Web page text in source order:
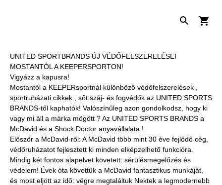
UNITED SPORTBRANDS ÚJ VÉDŐFELSZERELÉSEI
MOSTANTÓL A KEEPERSPORTON!
Vigyázz a kapusra!
Mostantól a KEEPERsportnál különböző védőfelszerelések ,
sportruházati cikkek , sőt száj- és fogvédők az UNITED SPORTS
BRANDS-től kaphatók! Valószínűleg azon gondolkodsz, hogy ki
vagy mi áll a márka mögött ? Az UNITED SPORTS BRANDS a
McDavid és a Shock Doctor anyavállalata !
Először a McDavid-ről: A McDavid több mint 30 éve fejlődő cég,
védőruházatot fejlesztett ki minden elképzelhető funkcióra.
Mindig két fontos alapelvet követett: sérülésmegelőzés és
védelem! Évek óta követtük a McDavid fantasztikus munkáját,
és most eljött az idő: végre megtaláltuk Nektek a legmodernebb